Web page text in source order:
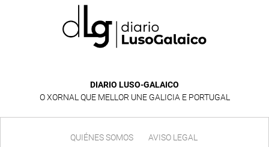
DIARIO LUSO-GALAICO
O XORNAL QUE MELLOR UNE GALICIA E PORTUGAL
QUIÉNES SOMOS AVISO LEGAL